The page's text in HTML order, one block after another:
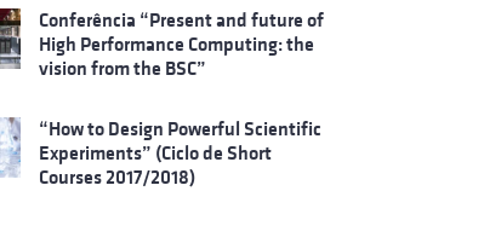
Conferência “Present and future of
High Performance Computing: the
vision from the BSC”
“How to Design Powerful Scientific
Experiments” (Ciclo de Short
Courses 2017/2018)